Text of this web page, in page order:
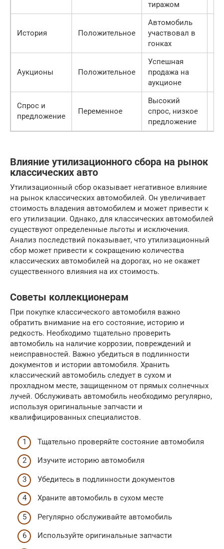
тиражом
История Положительное
Автомобиль
участвовал в
гонках
Аукционы Положительное
Успешная
продажа на
аукционе
Спрос и
предложение
Переменное
Высокий
спрос, низкое
предложение
Влияние утилизационного сбора на рынок
классических авто
Утилизационный сбор оказывает негативное влияние
на рынок классических автомобилей. Он увеличивает
стоимость владения автомобилем и может привести к
его утилизации. Однако, для классических автомобилей
существуют определенные льготы и исключения.
Анализ последствий показывает, что утилизационный
сбор может привести к сокращению количества
классических автомобилей на дорогах, но не окажет
существенного влияния на их стоимость.
Советы коллекционерам
При покупке классического автомобиля важно
обратить внимание на его состояние, историю и
редкость. Необходимо тщательно проверить
автомобиль на наличие коррозии, повреждений и
неисправностей. Важно убедиться в подлинности
документов и истории автомобиля. Хранить
классический автомобиль следует в сухом и
прохладном месте, защищенном от прямых солнечных
лучей. Обслуживать автомобиль необходимо регулярно,
используя оригинальные запчасти и
квалифицированных специалистов.
Тщательно проверяйте состояние автомобиля
Изучите историю автомобиля
Убедитесь в подлинности документов
Храните автомобиль в сухом месте
Регулярно обслуживайте автомобиль
Используйте оригинальные запчасти